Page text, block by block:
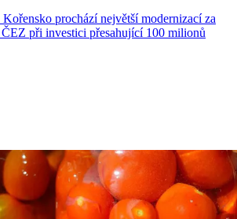
prochází největší modernizací za
při investici přesahující 100 milionů